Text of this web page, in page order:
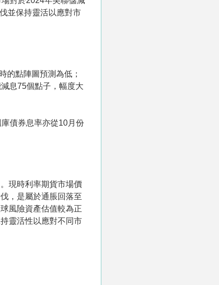
並保持靈活以應對市
的點陣圖預測為低；
息75個點子，幅度大
債券息率亦從10月份
現時利率期貨市場價
，是屬於通脹回落至
風險資產估值較為正
靈活性以應對不同市